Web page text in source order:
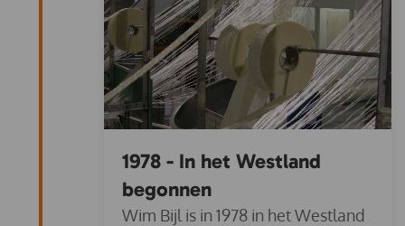
1978 - In het Westland
begonnen
Wim Bijl is in 1978 in het Westland